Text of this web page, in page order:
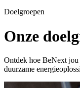
Doelgroepen
Onze
Ontdek hoe BeNext jou
duurzame